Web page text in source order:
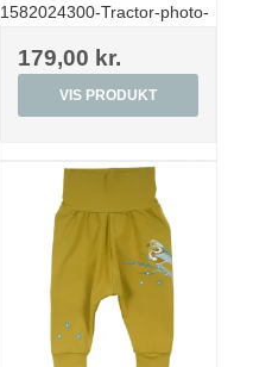
1582024300-Tractor-photo-
179,00 kr.
VIS PRODUKT